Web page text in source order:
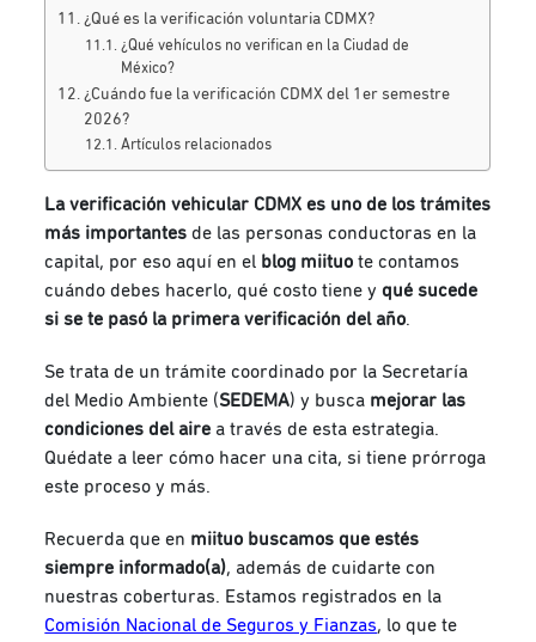
¿Qué es la verificación voluntaria CDMX?
¿Qué vehículos no verifican en la Ciudad de
México?
¿Cuándo fue la verificación CDMX del 1er semestre
2026?
Artículos relacionados
La verificación vehicular CDMX es uno de los trámites
más importantesde las personas conductoras en la
capital, por eso aquí en el blog miituo te contamos
cuándo debes hacerlo, qué costo tiene yqué sucede
si se te pasó la primera verificación del año.
Se trata de un trámite coordinado por la Secretaría
del Medio Ambiente (SEDEMA) y busca mejorar las
condiciones del aire a través de esta estrategia.
Quédate a leer cómo hacer una cita, si tiene prórroga
este proceso y más.
Recuerda que en miituo buscamos que estés
siempre informado(a), además de cuidarte con
nuestras coberturas. Estamos registrados en la
Comisión Nacional de Seguros y Fianzas, lo que te